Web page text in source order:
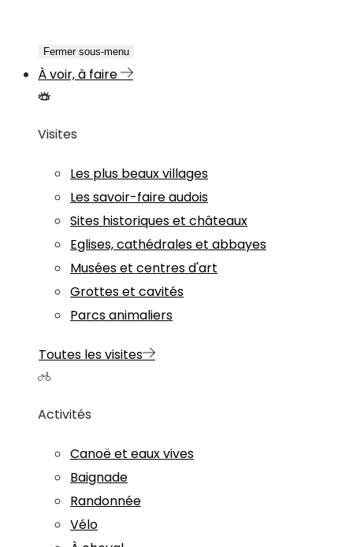
Fermer sous-menu
À voir, à faire
Visites
Les plus beaux villages
Les savoir-faire audois
Sites historiques et châteaux
Eglises, cathédrales et abbayes
Musées et centres d'art
Grottes et cavités
Parcs animaliers
Toutes les visites
Activités
Canoë et eaux vives
Baignade
Randonnée
Vélo